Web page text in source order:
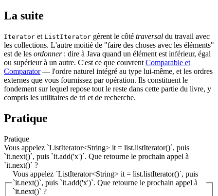
La suite
Iterator et ListIterator gèrent le côté traversal du travail avec
les collections. L'autre moitié de "faire des choses avec les éléments"
est de les ordonner: dire à Java quand un élément est inférieur, égal
ou supérieur à un autre. C'est ce que couvrent Comparable et
Comparator— l'ordre naturel intégré au type lui-même, et les ordres
externes que vous fournissez par opération. Ils constituent le
fondement sur lequel repose tout le reste dans cette partie du livre, y
compris les utilitaires de tri et de recherche.
Pratique
Pratique
Vous appelez `ListIterator<String> it = list.listIterator()`, puis
`it.next()`, puis `it.add('x')`. Que retourne le prochain appel à
`it.next()` ?
Vous appelez `ListIterator<String> it = list.listIterator()`, puis
`it.next()`, puis `it.add('x')`. Que retourne le prochain appel à
`it.next()` ?